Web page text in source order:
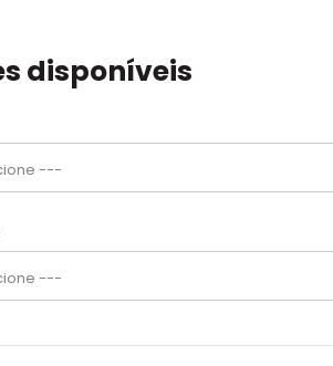
disponíveis